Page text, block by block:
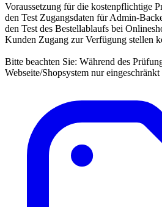
Voraussetzung für die kostenpflichtige
den Test Zugangsdaten für Admin-
den Test des Bestellablaufs bei
Kunden Zugang zur Verfügung stellen
Bitte beachten Sie: Während des
Webseite/Shopsystem nur